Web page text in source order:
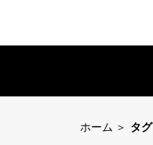
ホーム タグ